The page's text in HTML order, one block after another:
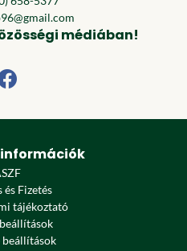
médiában!
és Fizetés
tájékoztató